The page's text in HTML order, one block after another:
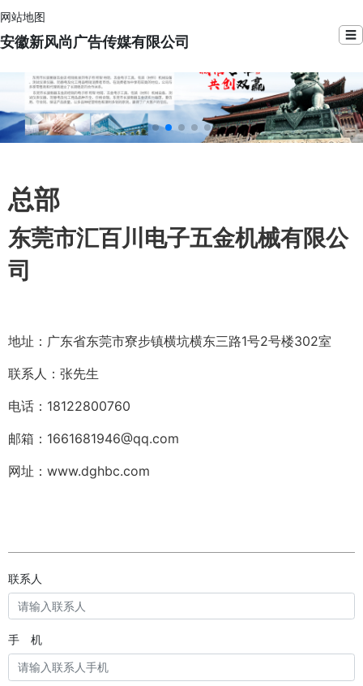
网站地图
安徽新风尚广告传媒有限公司 ☰
总部
东莞市汇百川电子五金机械有限公
司
地址：广东省东莞市寮步镇横坑横东三路1号2号楼302室
联系人：张先生
电话：18122800760
邮箱：1661681946@qq.com
网址：www.dghbc.com
联系人
手 机